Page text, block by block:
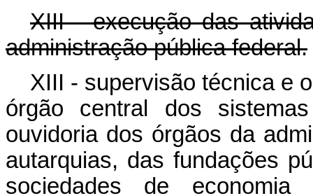
XIII - execução das
administração pública federal.
XIII - supervisão técnica e
órgão central dos
ouvidoria dos órgãos da
autarquias, das fundações
sociedades de